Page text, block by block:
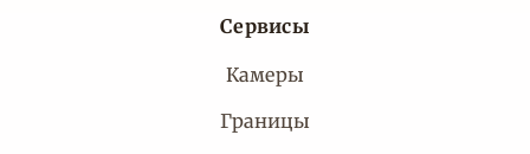
Сервисы
Камеры
Границы